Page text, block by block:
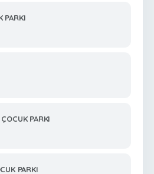
PARKI
PARKI
PARKI